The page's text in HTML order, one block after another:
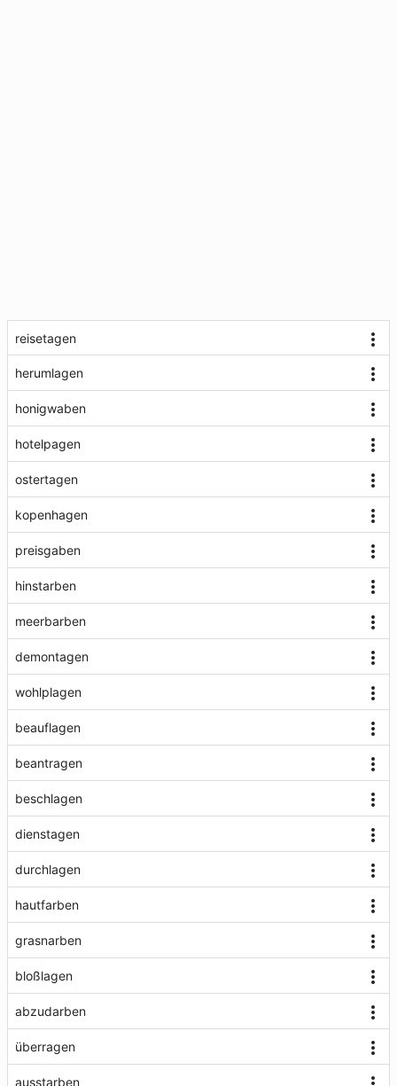
reisetagen
herumlagen
honigwaben
hotelpagen
ostertagen
kopenhagen
preisgaben
hinstarben
meerbarben
demontagen
wohlplagen
beauflagen
beantragen
beschlagen
dienstagen
durchlagen
hautfarben
grasnarben
bloßlagen
abzudarben
überragen
ausstarben